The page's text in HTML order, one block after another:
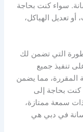
سواء كنت بحاجة
تعديل الهياكل،
التي تضمن لك
تنفيذ جميع
المقررة، مما يضمن
كنت بحاجة إلى
سمعة ممتازة،
في دبي هي